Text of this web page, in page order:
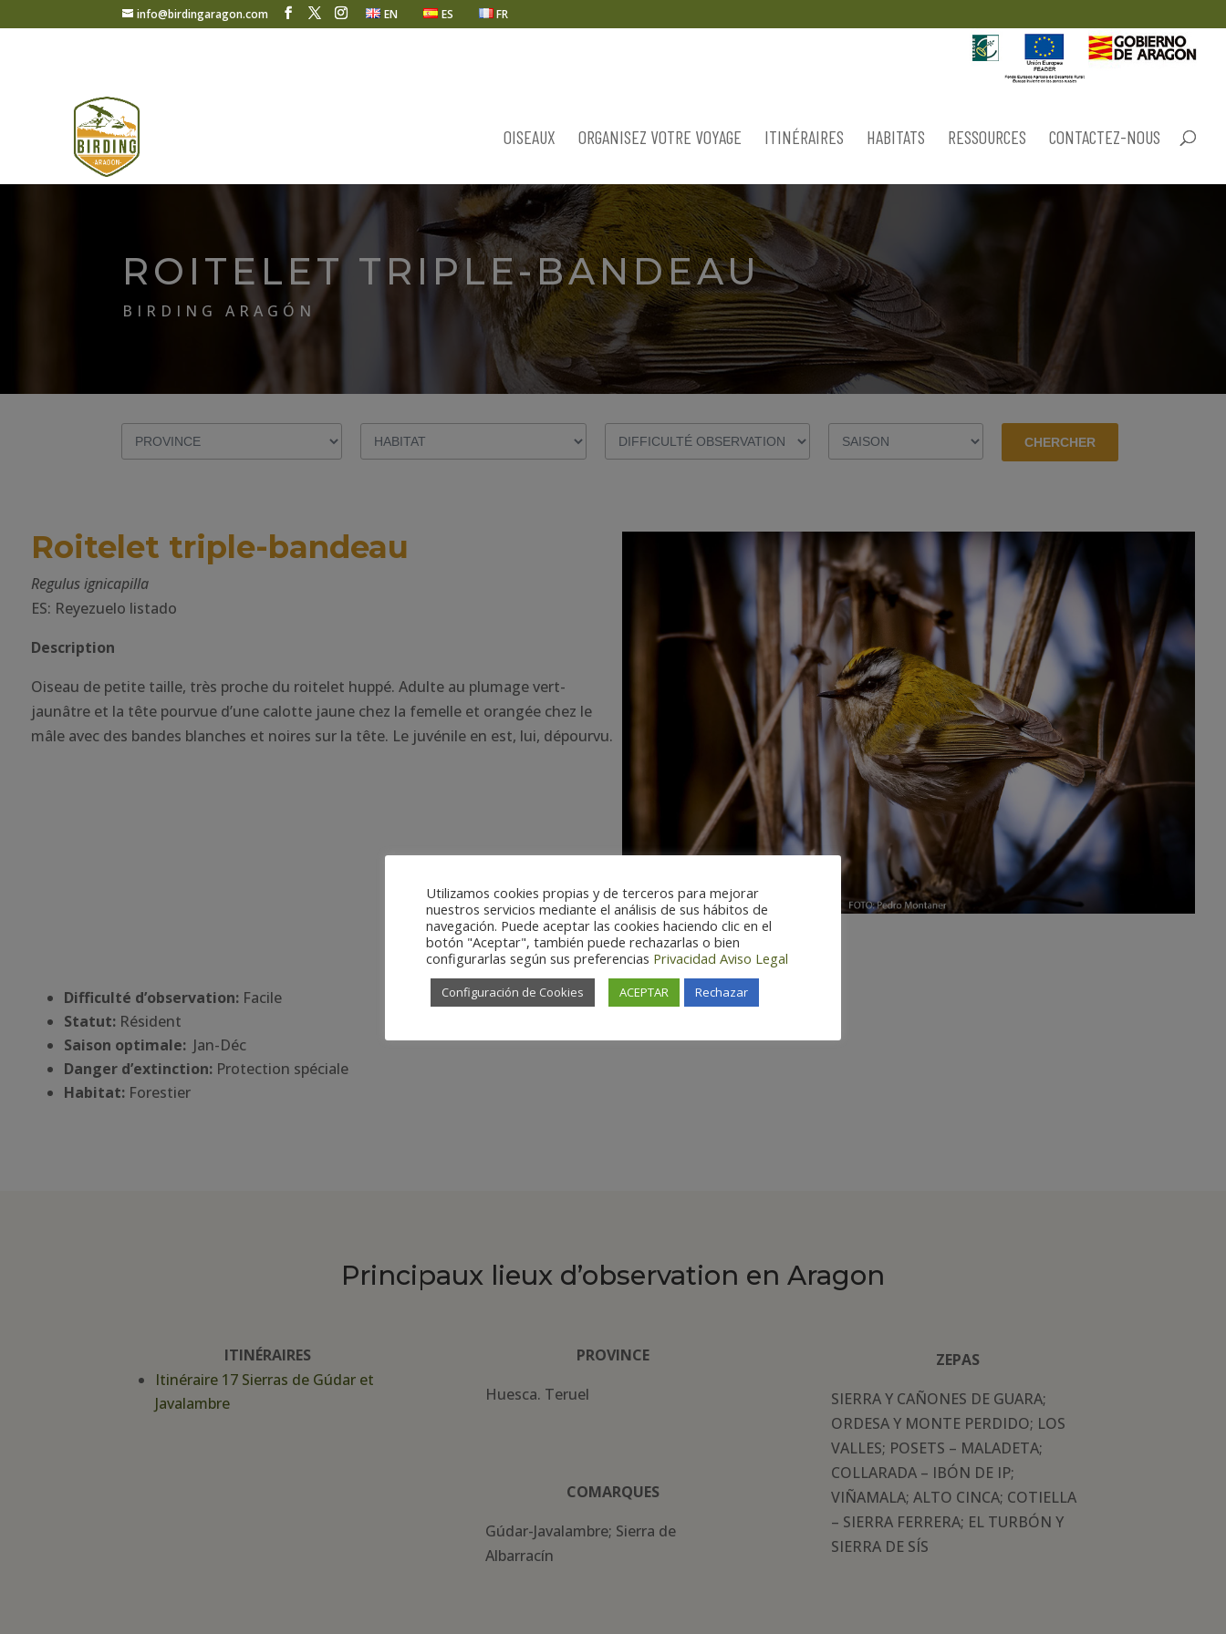
info@birdingaragon.com EN ES FR
OISEAUX ORGANISEZ VOTRE VOYAGE ITINÉRAIRES HABITATS RESSOURCES CONTACTEZ-NOUS
ROITELET TRIPLE-BANDEAU
BIRDING ARAGÓN
Roitelet triple-bandeau
Regulus ignicapilla
ES: Reyezuelo listado
Description
Oiseau de petite taille, très proche du roitelet huppé. Adulte au plumage vert-
jaunâtre et la tête pourvue d’une calotte jaune chez la femelle et orangée chez le
mâle avec des bandes blanches et noires sur la tête. Le juvénile en est, lui, dépourvu.
Difficulté d’observation:Facile
Statut:Résident
Saison optimale:Jan-Déc
Danger d’extinction:Protection spéciale
Habitat:Forestier
Principaux lieux d’observation en Aragon
ITINÉRAIRES
Itinéraire 17 Sierras de Gúdar et
Javalambre
PROVINCE
Huesca. Teruel
COMARQUES
Gúdar-Javalambre; Sierra de
Albarracín
ZEPAS
SIERRA Y CAÑONES DE GUARA;
ORDESA Y MONTE PERDIDO; LOS
VALLES; POSETS – MALADETA;
COLLARADA – IBÓN DE IP;
VIÑAMALA; ALTO CINCA; COTIELLA
– SIERRA FERRERA; EL TURBÓN Y
SIERRA DE SÍS
Utilizamos cookies propias y de terceros para mejorar
nuestros servicios mediante el análisis de sus hábitos de
navegación. Puede aceptar las cookies haciendo clic en el
botón "Aceptar", también puede rechazarlas o bien
configurarlas según sus preferencias Privacidad Aviso Legal
Configuración de Cookies ACEPTAR Rechazar